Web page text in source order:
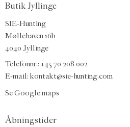
Butik Jyllinge
SIE-Hunting
Møllehaven 16b
4040 Jyllinge
Telefonnr.: +45 70 208 002
E-mail: kontakt@sie-hunting.com
Se Google maps
Åbningstider